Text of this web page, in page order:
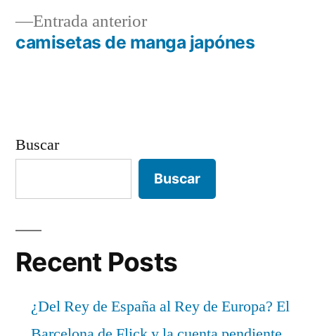
deEntrada anteriorEntrada
anterior:
camisetas de manga japónes
Buscar
Buscar
Recent Posts
¿Del Rey de España al Rey de Europa? El